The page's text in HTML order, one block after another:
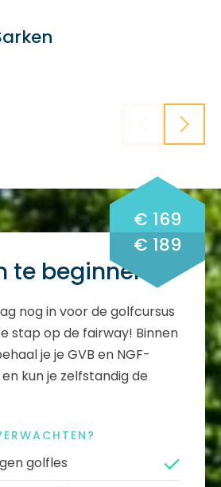
€ 169
€ 189
te beginnen?
nog in voor de golfcursus
stap op de fairway! Binnen
je je GVB en NGF-
kun je zelfstandig de
golfles